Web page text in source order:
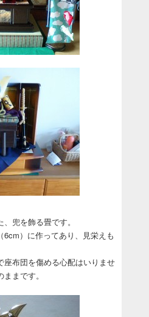
兜を飾る畳です。
6cm）に作ってあり、見栄えも
座布団を傷める心配はいりませ
まです。